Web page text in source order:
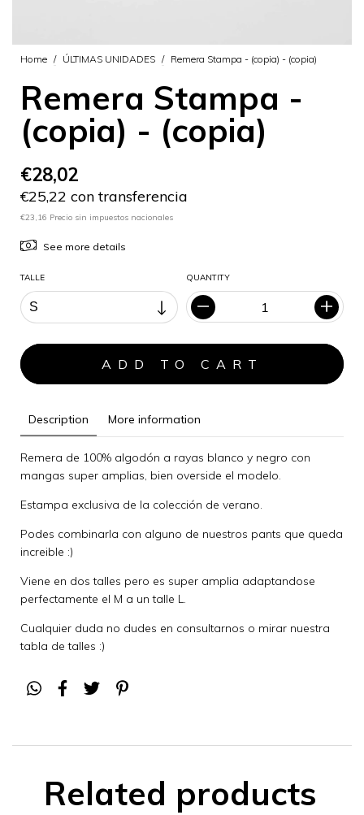
Home / ÚLTIMAS UNIDADES / Remera Stampa - (copia) - (copia)
Remera Stampa -
(copia) - (copia)
€28,02
€25,22 con transferencia
€23,16 Precio sin impuestos nacionales
See more details
TALLE QUANTITY
Description More information
Remera de 100% algodón a rayas blanco y negro con
mangas super amplias, bien overside el modelo.
Estampa exclusiva de la colección de verano.
Podes combinarla con alguno de nuestros pants que queda
increible :)
Viene en dos talles pero es super amplia adaptandose
perfectamente el M a un talle L.
Cualquier duda no dudes en consultarnos o mirar nuestra
tabla de talles :)
Related products